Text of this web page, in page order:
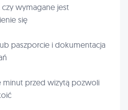
czy wymagane jest
się
paszporcie i dokumentacja
minut przed wizytą pozwoli